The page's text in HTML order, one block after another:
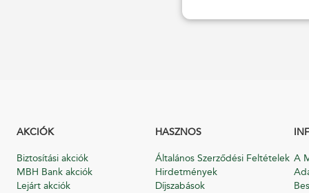
AKCIÓK
Biztosítási akciók
MBH Bank akciók
Lejárt akciók
HASZNOS
Általános Szerződési Feltételek
Hirdetmények
Díjszabások
A